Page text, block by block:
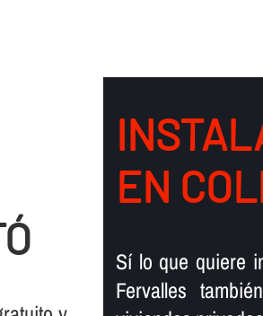
EN
Sí­ lo que quiere
Fervalles